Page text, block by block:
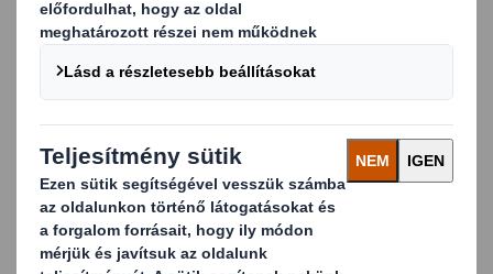
Olyan csomagolásokat tervezünk, amelyek
megkönnyítik a fogyasztók számára
újrafelhasználásukat vagy a termékek visszaküldését.
Olyan funkciót építünk bele konstrukcióinkba, mint
például a visszazárást segítő szalag, és úgy alakítjuk
őket, hogy a csomag túlélje az ellátási ciklust, beleértve
a visszaküldést is.
Ez azt is lehetővé teszi, hogy a fogyasztók többször újra